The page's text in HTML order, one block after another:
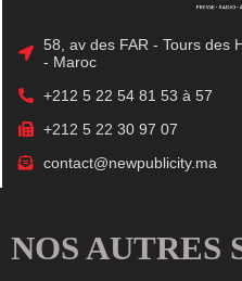
58, av des FAR - Tours des
- Maroc
+212 5 22 54 81 53 à 57
+212 5 22 30 97 07
contact@newpublicity.ma
NOS AUTRES